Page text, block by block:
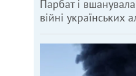
Парбат і
війні українських